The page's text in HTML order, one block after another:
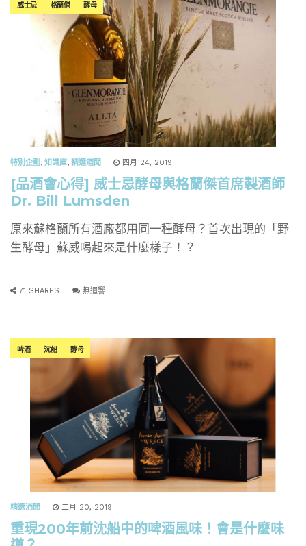
威士忌 格蘭傑 酵母
特別企劃 , 知識庫, 精選酒聞 四月 24, 2019
[品酒會心得] 威士忌酵母與格蘭傑首席製酒師
Dr. Bill Lumsden
原來蘇格蘭所有酒廠都用同一種酵母？首次出現的「野
生酵母」蘇威喝起來是什麼樣子！？
71 SHARES 無迴響
啤酒 沉船 酵母
精選酒聞 二月 20, 2019
重現200年前沈船中的啤酒風味！會是什麼味